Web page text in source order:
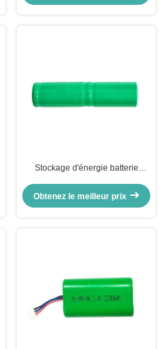
Stockage d'énergie batterie
mah
Obtenez le meilleur prix